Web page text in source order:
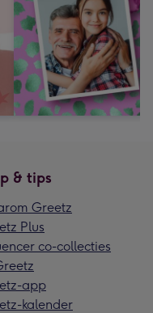
& tips
Greetz
Plus
co-collecties
app
kalender